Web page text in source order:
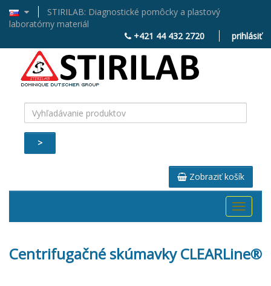
STIRILAB: Diagnostické pomôcky a plastový
laboratórny materiál
+421 44 432 2720
prihlásiť
>
Zobraziť košík
Toggle
Centrifugačné skúmavky CLEARLine®